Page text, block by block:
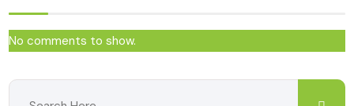
No comments to show.